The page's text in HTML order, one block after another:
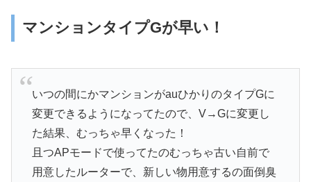
マンションタイプGが早い！
いつの間にかマンションがauひかりのタイプGに
変更できるようになってたので、V→Gに変更し
た結果、むっちゃ早くなった！
且つAPモードで使ってたのむっちゃ古い自前で
用意したルーターで、新しい物用意するの面倒臭